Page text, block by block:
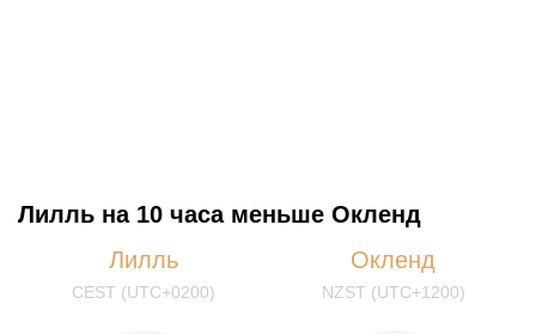
Лилль на 10 часа меньше Окленд
Лилль
CEST (UTC+0200)
Окленд
NZST (UTC+1200)